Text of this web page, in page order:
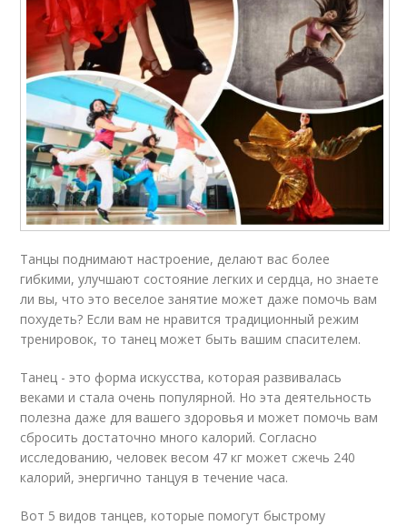
Танцы поднимают настроение, делают вас более
гибкими, улучшают состояние легких и сердца, но знаете
ли вы, что это веселое занятие может даже помочь вам
похудеть? Если вам не нравится традиционный режим
тренировок, то танец может быть вашим спасителем.
Танец - это форма искусства, которая развивалась
веками и стала очень популярной. Но эта деятельность
полезна даже для вашего здоровья и может помочь вам
сбросить достаточно много калорий. Согласно
исследованию, человек весом 47 кг может сжечь 240
калорий, энергично танцуя в течение часа.
Вот 5 видов танцев, которые помогут быстрому